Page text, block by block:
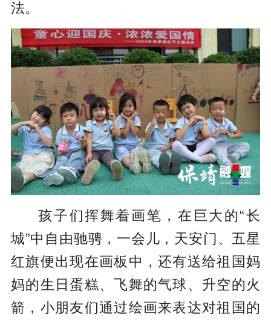
法。
孩子们挥舞着画笔，在巨大的“长
城”中自由驰骋，一会儿，天安门、五星
红旗便出现在画板中，还有送给祖国妈
妈的生日蛋糕、飞舞的气球、升空的火
箭，小朋友们通过绘画来表达对祖国的